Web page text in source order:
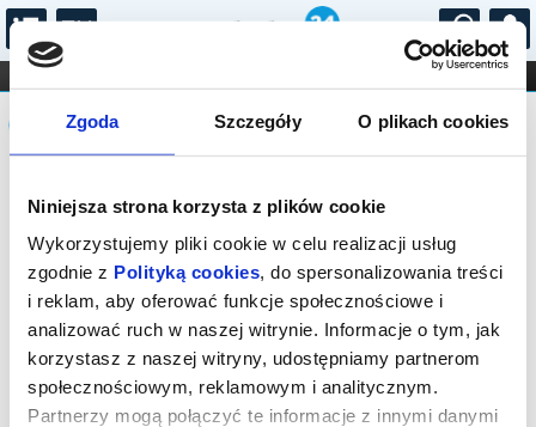
Zgoda Szczegóły O plikach cookies
Niniejsza strona korzysta z plików cookie
Wykorzystujemy pliki cookie w celu realizacji usług
zgodnie z Polityką cookies, do spersonalizowania treści
i reklam, aby oferować funkcje społecznościowe i
analizować ruch w naszej witrynie. Informacje o tym, jak
korzystasz z naszej witryny, udostępniamy partnerom
społecznościowym, reklamowym i analitycznym.
Partnerzy mogą połączyć te informacje z innymi danymi
...
FILHARMONIA OPERA I BALET
STAND-UP
DLA DZIECI
Komunikat
Sprzedaż biletów on-line na wydarzenie
została zakończona.